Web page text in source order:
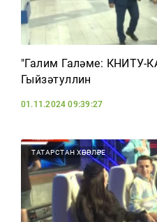
"Галим Галәме: КНИТУ-
Гыйзәтуллин
01.11.2024 09:39:27
ТАТАРСТАН ХӘБӘРЛӘРЕ